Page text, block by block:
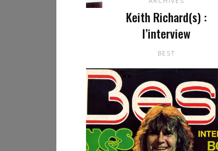
Keith Richard(s) :
l’interview
BEST